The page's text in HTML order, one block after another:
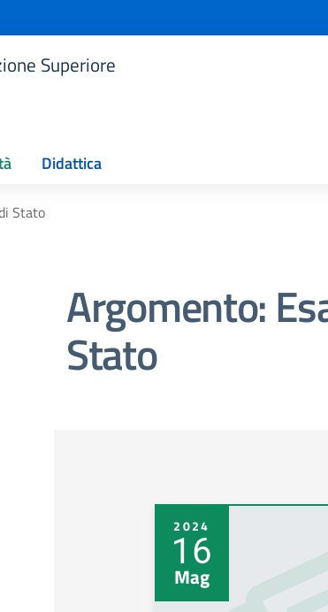
Superiore
Didattica
Stato
Argomento:
Stato
2024
16
Mag